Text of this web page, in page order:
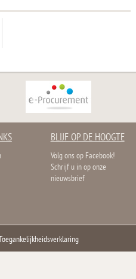
BLIJF OP DE HOOGTE
Volg ons op Facebook!
Schrijf u in op onze
nieuwsbrief